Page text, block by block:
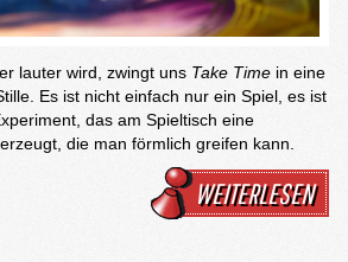
lauter wird, zwingt uns Take Time in eine
Es ist nicht einfach nur ein Spiel, es ist
das am Spieltisch eine
die man förmlich greifen kann.
WEITERLESEN